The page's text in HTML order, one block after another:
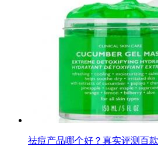
祛痘产品哪个好？真实评测百